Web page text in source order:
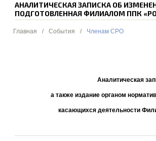
АНАЛИТИЧЕСКАЯ ЗАПИСКА ОБ
ПОДГОТОВЛЕННАЯ ФИЛИАЛОМ ППК
Главная / События / Членам СРО
Аналитическая
а также издание органом
касающихся деятельности